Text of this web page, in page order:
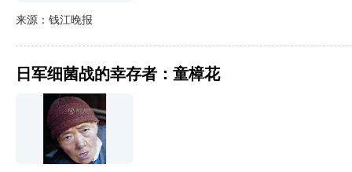
来源：钱江晚报
日军细菌战的幸存者：童樟花